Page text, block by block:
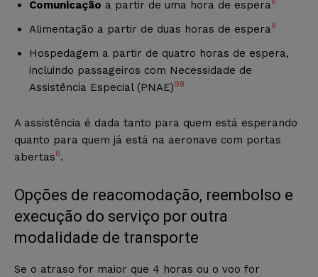
Comunicação a partir de uma hora de espera8
Alimentação a partir de duas horas de espera8
Hospedagem a partir de quatro horas de espera,
incluindo passageiros com Necessidade de
Assistência Especial (PNAE)98
A assistência é dada tanto para quem está esperando
quanto para quem já está na aeronave com portas
abertas8.
Opções de reacomodação, reembolso e
execução do serviço por outra
modalidade de transporte
Se o atraso for maior que 4 horas ou o voo for